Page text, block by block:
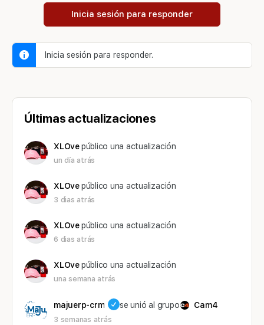
Inicia sesión para responder
Inicia sesión para responder.
Últimas actualizaciones
XLOvepúblico una actualización
un día atrás
XLOvepúblico una actualización
3 dias atrás
XLOvepúblico una actualización
6 dias atrás
XLOvepúblico una actualización
una semana atrás
majuerp-crm se unió al grupo Cam4
3 semanas atrás